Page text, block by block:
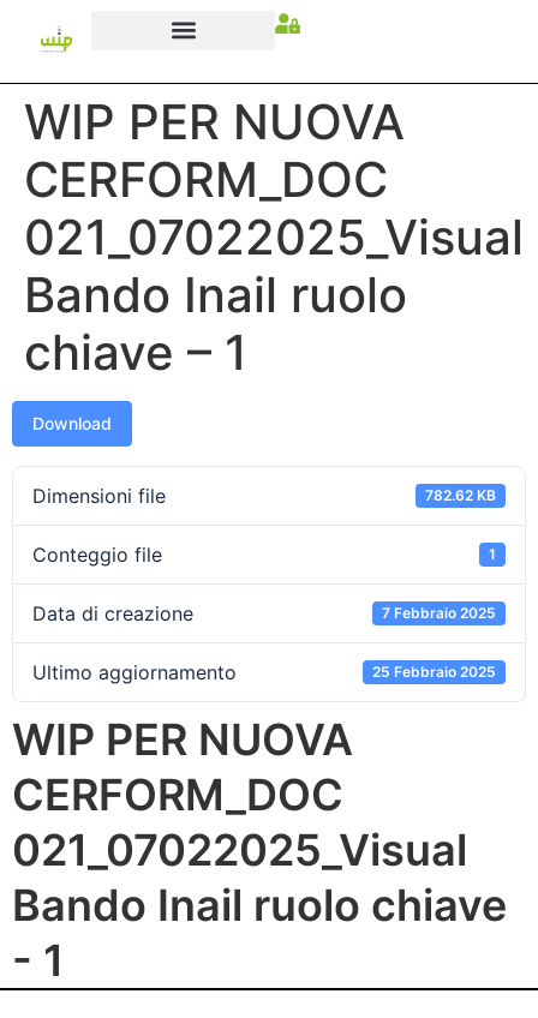
WIP PER NUOVA
CERFORM_DOC
021_07022025_Visual
Bando Inail ruolo
chiave – 1
Download
Dimensioni file 782.62 KB
Conteggio file 1
Data di creazione 7 Febbraio 2025
Ultimo aggiornamento 25 Febbraio 2025
WIP PER NUOVA
CERFORM_DOC
021_07022025_Visual
Bando Inail ruolo chiave
- 1